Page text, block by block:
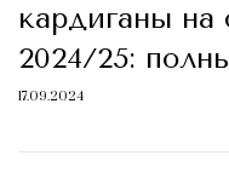
кардиганы на
2024/25:
17.09.2024